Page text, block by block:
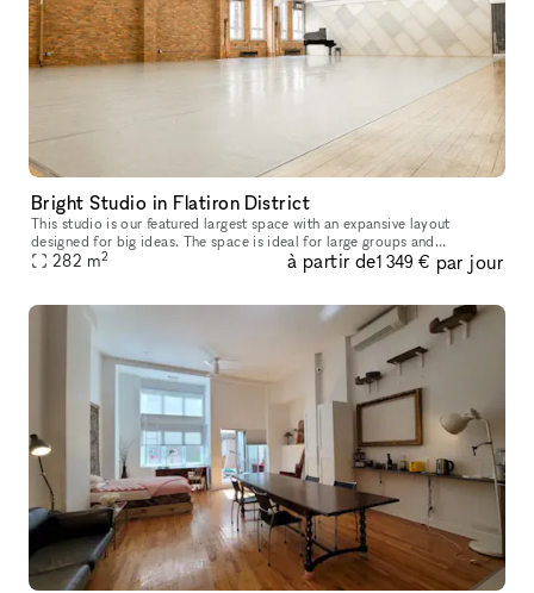
Bright Studio in Flatiron District
This studio is our featured largest space with an expansive layout
designed for big ideas. The space is ideal for large groups and
production rehearsals. The studio includes access to a grand piano
282 m2 à partir de1 349 € par jour